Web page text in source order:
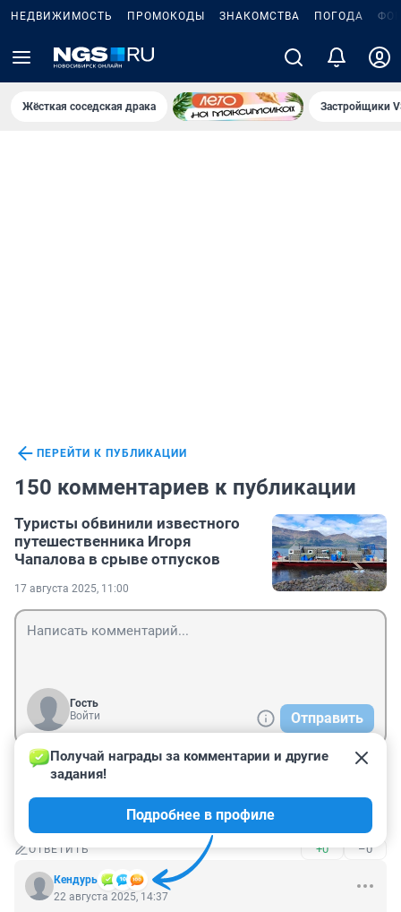
НЕДВИЖИМОСТЬ ПРОМОКОДЫ ЗНАКОМСТВА ПОГОДА
Жёсткая соседская драка Застройщики
ПЕРЕЙТИ К ПУБЛИКАЦИИ
150 комментариев к публикации
Туристы обвинили известного
путешественника Игоря
Чапалова в срыве отпусков
17 августа 2025, 11:00
Гость
Войти
Отправить
Гость
ОТВЕТИТЬ +0 –0
Кендурь
Получай награды за комментарии и другие
задания!
Подробнее в профиле
22 августа 2025, 14:37